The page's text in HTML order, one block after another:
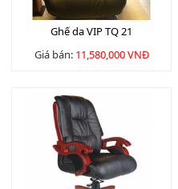
Ghế da VIP TQ 21
Giá bán: 11,580,000 VNĐ